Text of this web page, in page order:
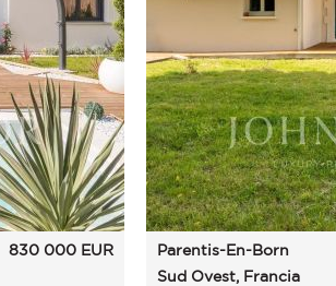
830 000 EUR
Parentis-En-Born
Sud Ovest, Francia